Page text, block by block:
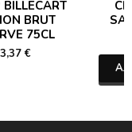
BRUT
75CL
€